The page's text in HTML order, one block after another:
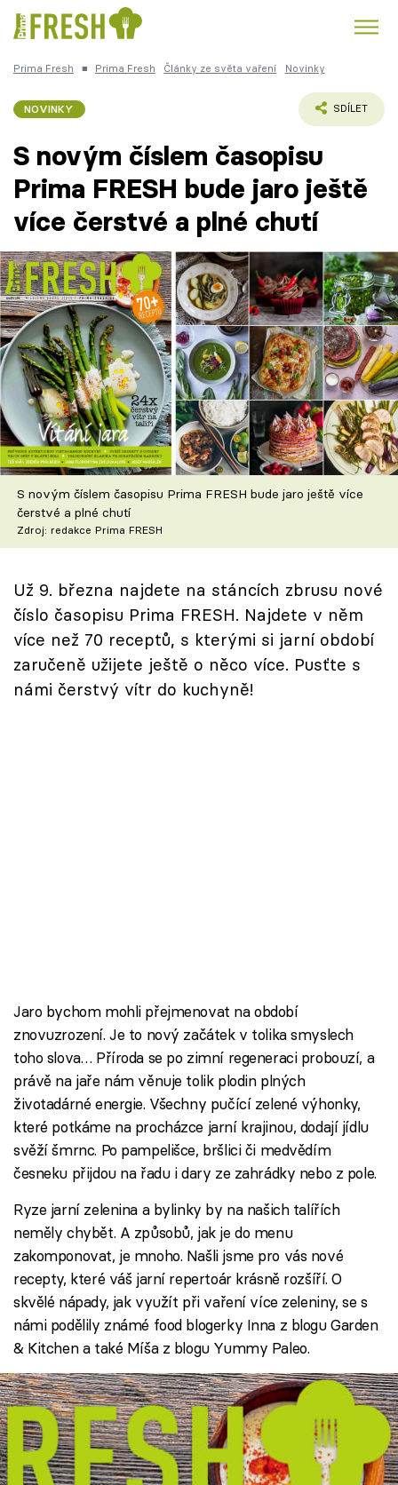
Česká kuchyně
Recepty
Články
TV Program
Škola vaření
Recepty z TV
Speciál: Cuketa
Těhotnej kuchař
Sledujte prima+
Přihlášení
Prima Fresh ■ Prima Fresh Články ze světa vaření Novinky
NOVINKY SDÍLET
S novým číslem časopisu
Prima FRESH bude jaro ještě
více čerstvé a plné chutí
S novým číslem časopisu Prima FRESH bude jaro ještě více
čerstvé a plné chutí
Zdroj: redakce Prima FRESH
Už 9. března najdete na stáncích zbrusu nové
číslo časopisu Prima FRESH. Najdete v něm
více než 70 receptů, s kterými si jarní období
zaručeně užijete ještě o něco více. Pusťte s
námi čerstvý vítr do kuchyně!
Jaro bychom mohli přejmenovat na období
znovuzrození. Je to nový začátek v tolika smyslech
toho slova… Příroda se po zimní regeneraci probouzí, a
právě na jaře nám věnuje tolik plodin plných
životadárné energie. Všechny pučící zelené výhonky,
které potkáme na procházce jarní krajinou, dodají jídlu
svěží šmrnc. Po pampelišce, bršlici či medvědím
česneku přijdou na řadu i dary ze zahrádky nebo z pole.
Ryze jarní zelenina a bylinky by na našich talířích
neměly chybět. A způsobů, jak je do menu
zakomponovat, je mnoho. Našli jsme pro vás nové
recepty, které váš jarní repertoár krásně rozšíří. O
skvělé nápady, jak využít při vaření více zeleniny, se s
námi podělily známé food blogerky Inna z blogu Garden
& Kitchen a také Míša z blogu Yummy Paleo.